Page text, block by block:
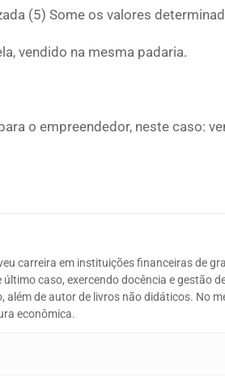
(5) Some os valores
vendido na mesma padaria.
o empreendedor, neste caso:
carreira em instituições financeiras de
caso, exercendo docência e gestão
de autor de livros não didáticos. No
econômica.